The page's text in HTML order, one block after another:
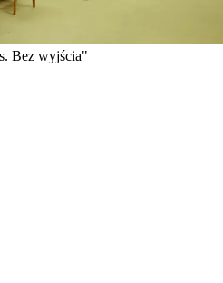
Bez wyjścia"